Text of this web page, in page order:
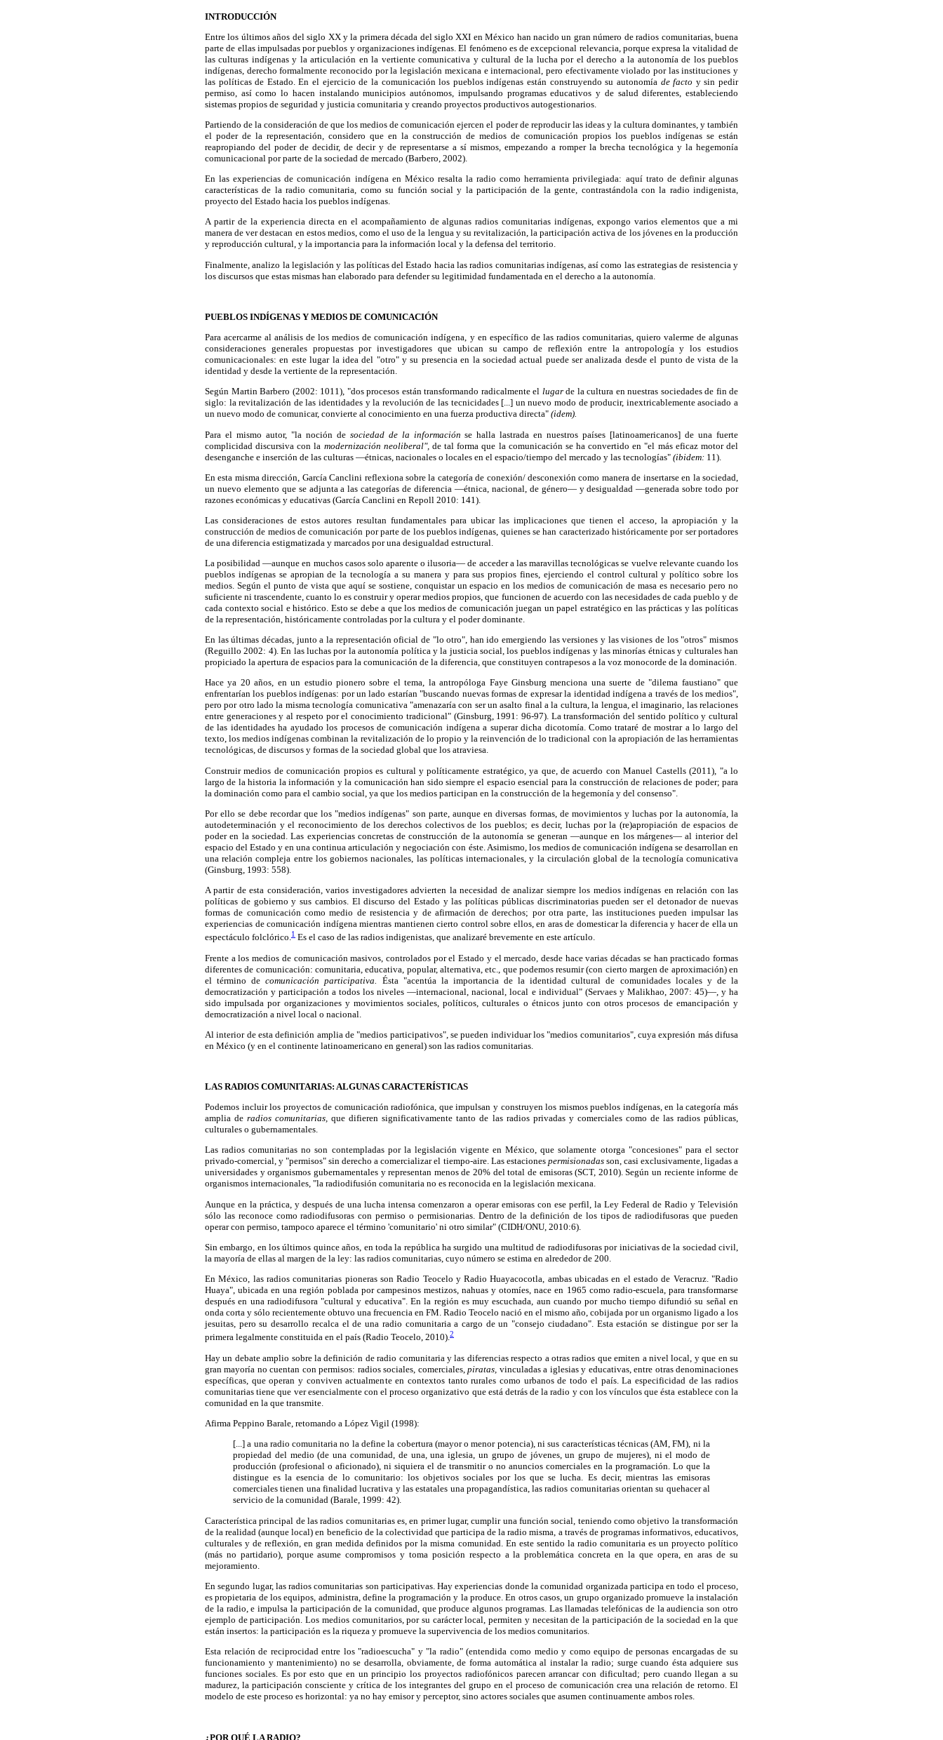
INTRODUCCIÓN
Entre los últimos años del siglo XX y la primera década del siglo XXI en México han nacido un gran número de radios comunitarias, buena
parte de ellas impulsadas por pueblos y organizaciones indígenas. El fenómeno es de excepcional relevancia, porque expresa la vitalidad de
las culturas indígenas y la articulación en la vertiente comunicativa y cultural de la lucha por el derecho a la autonomía de los pueblos
indígenas, derecho formalmente reconocido por la legislación mexicana e internacional, pero efectivamente violado por las instituciones y
las políticas de Estado. En el ejercicio de la comunicación los pueblos indígenas están construyendo su autonomía de facto y sin pedir
permiso, así como lo hacen instalando municipios autónomos, impulsando programas educativos y de salud diferentes, estableciendo
sistemas propios de seguridad y justicia comunitaria y creando proyectos productivos autogestionarios.
Partiendo de la consideración de que los medios de comunicación ejercen el poder de reproducir las ideas y la cultura dominantes, y también
el poder de la representación, considero que en la construcción de medios de comunicación propios los pueblos indígenas se están
reapropiando del poder de decidir, de decir y de representarse a sí mismos, empezando a romper la brecha tecnológica y la hegemonía
comunicacional por parte de la sociedad de mercado (Barbero, 2002).
En las experiencias de comunicación indígena en México resalta la radio como herramienta privilegiada: aquí trato de definir algunas
características de la radio comunitaria, como su función social y la participación de la gente, contrastándola con la radio indigenista,
proyecto del Estado hacia los pueblos indígenas.
A partir de la experiencia directa en el acompañamiento de algunas radios comunitarias indígenas, expongo varios elementos que a mi
manera de ver destacan en estos medios, como el uso de la lengua y su revitalización, la participación activa de los jóvenes en la producción
y reproducción cultural, y la importancia para la información local y la defensa del territorio.
Finalmente, analizo la legislación y las políticas del Estado hacia las radios comunitarias indígenas, así como las estrategias de resistencia y
los discursos que estas mismas han elaborado para defender su legitimidad fundamentada en el derecho a la autonomía.
PUEBLOS INDÍGENAS Y MEDIOS DE COMUNICACIÓN
Para acercarme al análisis de los medios de comunicación indígena, y en específico de las radios comunitarias, quiero valerme de algunas
consideraciones generales propuestas por investigadores que ubican su campo de reflexión entre la antropología y los estudios
comunicacionales: en este lugar la idea del "otro" y su presencia en la sociedad actual puede ser analizada desde el punto de vista de la
identidad y desde la vertiente de la representación.
Según Martin Barbero (2002: 1011), "dos procesos están transformando radicalmente el lugarde la cultura en nuestras sociedades de fin de
siglo: la revitalización de las identidades y la revolución de las tecnicidades [...] un nuevo modo de producir, inextricablemente asociado a
un nuevo modo de comunicar, convierte al conocimiento en una fuerza productiva directa" (idem).
Para el mismo autor, "la noción de sociedad de la información se halla lastrada en nuestros países [latinoamericanos] de una fuerte
complicidad discursiva con la modernización neoliberal", de tal forma que la comunicación se ha convertido en "el más eficaz motor del
desenganche e inserción de las culturas —étnicas, nacionales o locales en el espacio/tiempo del mercado y las tecnologías" (ibidem: 11).
En esta misma dirección, García Canclini reflexiona sobre la categoría de conexión/ desconexión como manera de insertarse en la sociedad,
un nuevo elemento que se adjunta a las categorías de diferencia —étnica, nacional, de género— y desigualdad —generada sobre todo por
razones económicas y educativas (García Canclini en Repoll 2010: 141).
Las consideraciones de estos autores resultan fundamentales para ubicar las implicaciones que tienen el acceso, la apropiación y la
construcción de medios de comunicación por parte de los pueblos indígenas, quienes se han caracterizado históricamente por ser portadores
de una diferencia estigmatizada y marcados por una desigualdad estructural.
La posibilidad —aunque en muchos casos solo aparente o ilusoria— de acceder a las maravillas tecnológicas se vuelve relevante cuando los
pueblos indígenas se apropian de la tecnología a su manera y para sus propios fines, ejerciendo el control cultural y político sobre los
medios. Según el punto de vista que aquí se sostiene, conquistar un espacio en los medios de comunicación de masa es necesario pero no
suficiente ni trascendente, cuanto lo es construir y operar medios propios, que funcionen de acuerdo con las necesidades de cada pueblo y de
cada contexto social e histórico. Esto se debe a que los medios de comunicación juegan un papel estratégico en las prácticas y las políticas
de la representación, históricamente controladas por la cultura y el poder dominante.
En las últimas décadas, junto a la representación oficial de "lo otro", han ido emergiendo las versiones y las visiones de los "otros" mismos
(Reguillo 2002: 4). En las luchas por la autonomía política y la justicia social, los pueblos indígenas y las minorías étnicas y culturales han
propiciado la apertura de espacios para la comunicación de la diferencia, que constituyen contrapesos a la voz monocorde de la dominación.
Hace ya 20 años, en un estudio pionero sobre el tema, la antropóloga Faye Ginsburg menciona una suerte de "dilema faustiano" que
enfrentarían los pueblos indígenas: por un lado estarían "buscando nuevas formas de expresar la identidad indígena a través de los medios",
pero por otro lado la misma tecnología comunicativa "amenazaría con ser un asalto final a la cultura, la lengua, el imaginario, las relaciones
entre generaciones y al respeto por el conocimiento tradicional" (Ginsburg, 1991: 96-97). La transformación del sentido político y cultural
de las identidades ha ayudado los procesos de comunicación indígena a superar dicha dicotomía. Como trataré de mostrar a lo largo del
texto, los medios indígenas combinan la revitalización de lo propio y la reinvención de lo tradicional con la apropiación de las herramientas
tecnológicas, de discursos y formas de la sociedad global que los atraviesa.
Construir medios de comunicación propios es cultural y políticamente estratégico, ya que, de acuerdo con Manuel Castells (2011), "a lo
largo de la historia la información y la comunicación han sido siempre el espacio esencial para la construcción de relaciones de poder; para
la dominación como para el cambio social, ya que los medios participan en la construcción de la hegemonía y del consenso".
Por ello se debe recordar que los "medios indígenas" son parte, aunque en diversas formas, de movimientos y luchas por la autonomía, la
autodeterminación y el reconocimiento de los derechos colectivos de los pueblos; es decir, luchas por la (re)apropiación de espacios de
poder en la sociedad. Las experiencias concretas de construcción de la autonomía se generan —aunque en los márgenes— al interior del
espacio del Estado y en una continua articulación y negociación con éste. Asimismo, los medios de comunicación indígena se desarrollan en
una relación compleja entre los gobiernos nacionales, las políticas internacionales, y la circulación global de la tecnología comunicativa
(Ginsburg, 1993: 558).
A partir de esta consideración, varios investigadores advierten la necesidad de analizar siempre los medios indígenas en relación con las
políticas de gobierno y sus cambios. El discurso del Estado y las políticas públicas discriminatorias pueden ser el detonador de nuevas
formas de comunicación como medio de resistencia y de afirmación de derechos; por otra parte, las instituciones pueden impulsar las
experiencias de comunicación indígena mientras mantienen cierto control sobre ellos, en aras de domesticar la diferencia y hacer de ella un
espectáculo folclórico.1 Es el caso de las radios indigenistas, que analizaré brevemente en este artículo.
Frente a los medios de comunicación masivos, controlados por el Estado y el mercado, desde hace varias décadas se han practicado formas
diferentes de comunicación: comunitaria, educativa, popular, alternativa, etc., que podemos resumir (con cierto margen de aproximación) en
el término decomunicación participativa.
Ésta "acentúa la importancia de la identidad cultural de comunidades locales y de la
democratización y participación a todos los niveles —internacional, nacional, local e individual" (Servaes y Malikhao, 2007: 45)—, y ha
sido impulsada por organizaciones y movimientos sociales, políticos, culturales o étnicos junto con otros procesos de emancipación y
democratización a nivel local o nacional.
Al interior de esta definición amplia de "medios participativos", se pueden individuar los "medios comunitarios", cuya expresión más difusa
en México (y en el continente latinoamericano en general) son las radios comunitarias.
LAS RADIOS COMUNITARIAS: ALGUNAS CARACTERÍSTICAS
Podemos incluir los proyectos de comunicación radiofónica, que impulsan y construyen los mismos pueblos indígenas, en la categoría más
amplia deradios comunitarias, que difieren significativamente tanto de las radios privadas y comerciales como de las radios públicas,
culturales o gubernamentales.
Las radios comunitarias no son contempladas por la legislación vigente en México, que solamente otorga "concesiones" para el sector
privado-comercial, y "permisos" sin derecho a comercializar el tiempo-aire. Las estaciones permisionadasson, casi exclusivamente, ligadas a
universidades y organismos gubernamentales y representan menos de 20% del total de emisoras (SCT, 2010). Según un reciente informe de
organismos internacionales, "la radiodifusión comunitaria no es reconocida en la legislación mexicana.
Aunque en la práctica, y después de una lucha intensa comenzaron a operar emisoras con ese perfil, la Ley Federal de Radio y Televisión
sólo las reconoce como radiodifusoras con permiso o permisionarias. Dentro de la definición de los tipos de radiodifusoras que pueden
operar con permiso, tampoco aparece el término 'comunitario' ni otro similar" (CIDH/ONU, 2010:6).
Sin embargo, en los últimos quince años, en toda la república ha surgido una multitud de radiodifusoras por iniciativas de la sociedad civil,
la mayoría de ellas al margen de la ley: las radios comunitarias, cuyo número se estima en alrededor de 200.
En México, las radios comunitarias pioneras son Radio Teocelo y Radio Huayacocotla, ambas ubicadas en el estado de Veracruz. "Radio
Huaya", ubicada en una región poblada por campesinos mestizos, nahuas y otomíes, nace en 1965 como radio-escuela, para transformarse
después en una radiodifusora "cultural y educativa". En la región es muy escuchada, aun cuando por mucho tiempo difundió su señal en
onda corta y sólo recientemente obtuvo una frecuencia en FM. Radio Teocelo nació en el mismo año, cobijada por un organismo ligado a los
jesuitas, pero su desarrollo recalca el de una radio comunitaria a cargo de un "consejo ciudadano". Esta estación se distingue por ser la
primera legalmente constituida en el país (Radio Teocelo, 2010).2
Hay un debate amplio sobre la definición de radio comunitaria y las diferencias respecto a otras radios que emiten a nivel local, y que en su
gran mayoría no cuentan con permisos: radios sociales, comerciales,piratas, vinculadas a iglesias y educativas, entre otras denominaciones
específicas, que operan y conviven actualmente en contextos tanto rurales como urbanos de todo el país. La especificidad de las radios
comunitarias tiene que ver esencialmente con el proceso organizativo que está detrás de la radio y con los vínculos que ésta establece con la
comunidad en la que transmite.
Afirma Peppino Barale, retomando a López Vigil (1998):
[...] a una radio comunitaria no la define la cobertura (mayor o menor potencia), ni sus características técnicas (AM, FM), ni la
propiedad del medio (de una comunidad, de una, una iglesia, un grupo de jóvenes, un grupo de mujeres), ni el modo de
producción (profesional o aficionado), ni siquiera el de transmitir o no anuncios comerciales en la programación. Lo que la
distingue es la esencia de lo comunitario: los objetivos sociales por los que se lucha. Es decir, mientras las emisoras
comerciales tienen una finalidad lucrativa y las estatales una propagandística, las radios comunitarias orientan su quehacer al
servicio de la comunidad (Barale, 1999: 42).
Característica principal de las radios comunitarias es, en primer lugar, cumplir una función social, teniendo como objetivo la transformación
de la realidad (aunque local) en beneficio de la colectividad que participa de la radio misma, a través de programas informativos, educativos,
culturales y de reflexión, en gran medida definidos por la misma comunidad. En este sentido la radio comunitaria es un proyecto político
(más no partidario), porque asume compromisos y toma posición respecto a la problemática concreta en la que opera, en aras de su
mejoramiento.
En segundo lugar, las radios comunitarias son participativas. Hay experiencias donde la comunidad organizada participa en todo el proceso,
es propietaria de los equipos, administra, define la programación y la produce. En otros casos, un grupo organizado promueve la instalación
de la radio, e impulsa la participación de la comunidad, que produce algunos programas. Las llamadas telefónicas de la audiencia son otro
ejemplo de participación. Los medios comunitarios, por su carácter local, permiten y necesitan de la participación de la sociedad en la que
están insertos: la participación es la riqueza y promueve la supervivencia de los medios comunitarios.
Esta relación de reciprocidad entre los "radioescucha" y "la radio" (entendida como medio y como equipo de personas encargadas de su
funcionamiento y mantenimiento) no se desarrolla, obviamente, de forma automática al instalar la radio; surge cuando ésta adquiere sus
funciones sociales. Es por esto que en un principio los proyectos radiofónicos parecen arrancar con dificultad; pero cuando llegan a su
madurez, la participación consciente y crítica de los integrantes del grupo en el proceso de comunicación crea una relación de retorno. El
modelo de este proceso es horizontal: ya no hay emisor y perceptor, sino actores sociales que asumen continuamente ambos roles.
¿POR QUÉ LA RADIO?